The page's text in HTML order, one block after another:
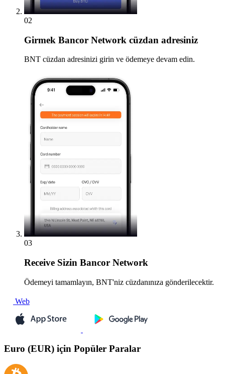
02
Girmek Bancor Network cüzdan adresiniz
BNT cüzdan adresinizi girin ve ödemeye devam edin.
03
Receive Sizin Bancor Network
Ödemeyi tamamlayın, BNT'niz cüzdanınıza gönderilecektir.
Web
Euro (EUR) için Popüler Paralar